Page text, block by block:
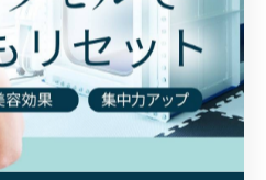
寿命の延伸に直接的な因果
はありません。ただし、疲
康維持などの効果が期待でき
寿命のサポートに役立つと考